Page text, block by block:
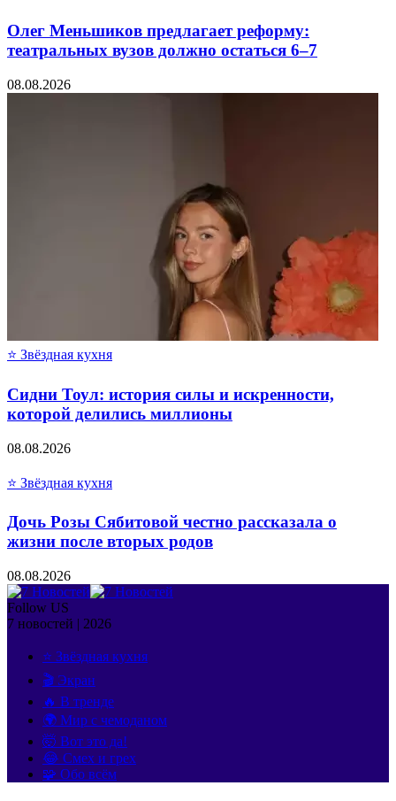
Олег Меньшиков предлагает реформу:
театральных вузов должно остаться 6–7
08.08.2026
⭐ Звёздная кухня
Сидни Тоул: история силы и искренности,
которой делились миллионы
08.08.2026
⭐ Звёздная кухня
Дочь Розы Сябитовой честно рассказала о
жизни после вторых родов
08.08.2026
Follow US
7 новостей | 2026
⭐ Звёздная кухня
🎬 Экран
🔥 В тренде
🌍 Мир с чемоданом
🤯 Вот это да!
😂 Смех и грех
🧩 Обо всём